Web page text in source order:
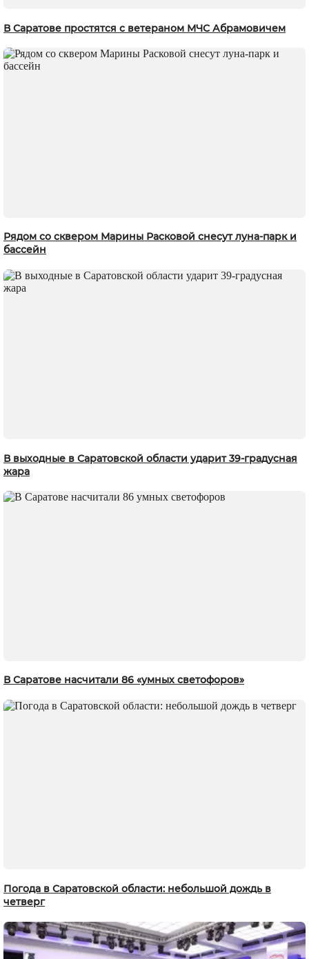
В Саратове простятся с ветераном МЧС Абрамовичем
Рядом со сквером Марины Расковой снесут луна-парк и
бассейн
В выходные в Саратовской области ударит 39-градусная
жара
В Саратове насчитали 86 «умных светофоров»
Погода в Саратовской области: небольшой дождь в
четверг